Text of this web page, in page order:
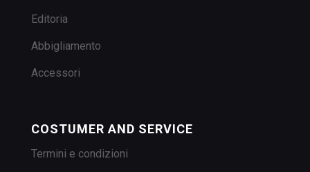
Editoria
Abbigliamento
Accessori
COSTUMER AND SERVICE
Termini e condizioni